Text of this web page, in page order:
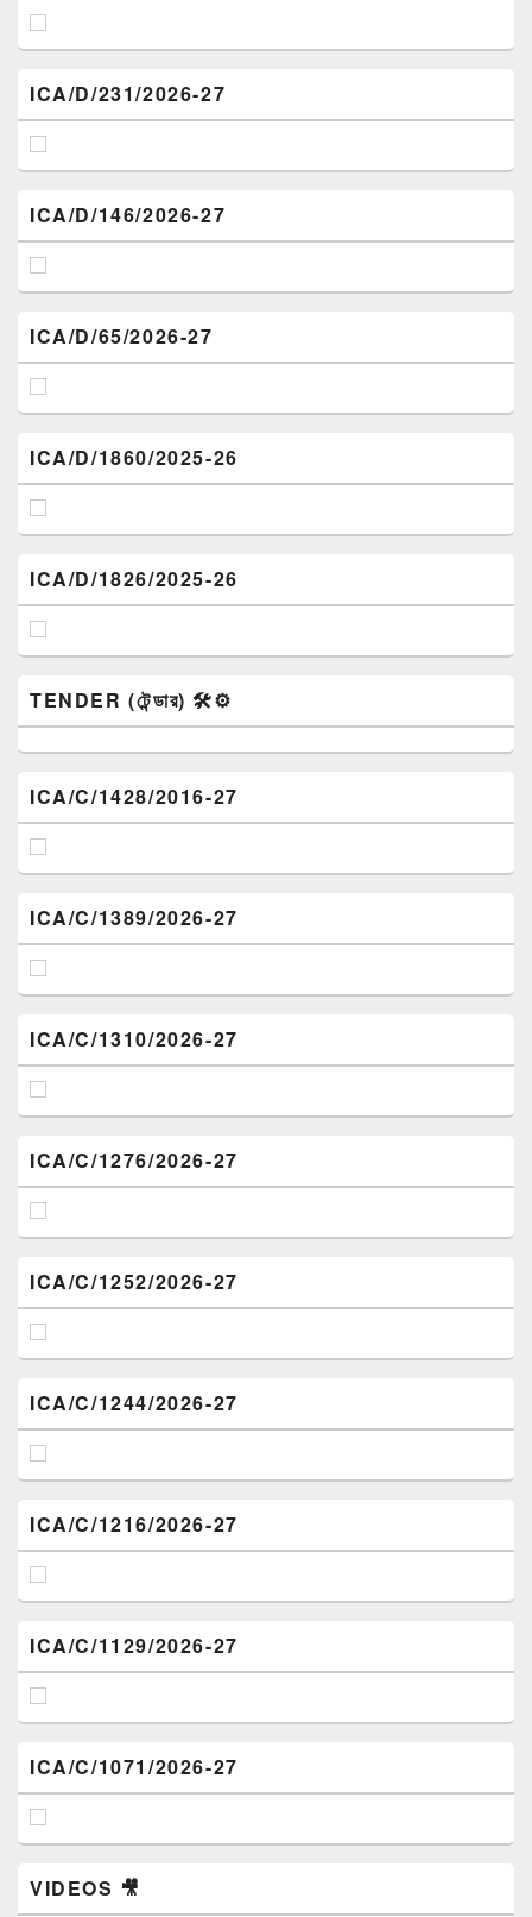
ICA/D/231/2026-27
ICA/D/146/2026-27
ICA/D/65/2026-27
ICA/D/1860/2025-26
ICA/D/1826/2025-26
TENDER (টেন্ডার) 🛠️⚙️
ICA/C/1428/2016-27
ICA/C/1389/2026-27
ICA/C/1310/2026-27
ICA/C/1276/2026-27
ICA/C/1252/2026-27
ICA/C/1244/2026-27
ICA/C/1216/2026-27
ICA/C/1129/2026-27
ICA/C/1071/2026-27
VIDEOS 🎥